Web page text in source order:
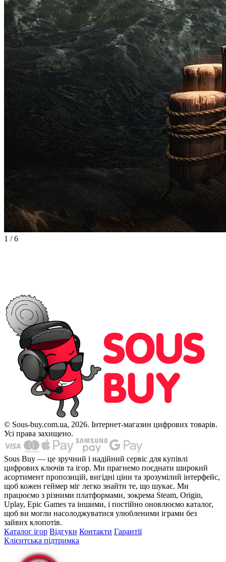
1 /6
© Sous-buy.com.ua, 2026. Інтернет-магазин цифрових товарів.
Усі права захищено.
Sous Buy — це зручний і надійний сервіс для купівлі
цифрових ключів та ігор. Ми прагнемо поєднати широкий
асортимент пропозицій, вигідні ціни та зрозумілий інтерфейс,
щоб кожен геймер міг легко знайти те, що шукає. Ми
працюємо з різними платформами, зокрема Steam, Origin,
Uplay, Epic Games та іншими, і постійно оновлюємо каталог,
щоб ви могли насолоджуватися улюбленими іграми без
зайвих клопотів.
Каталог ігор Відгуки Контакти Гарантії
Клієнтська підтримка